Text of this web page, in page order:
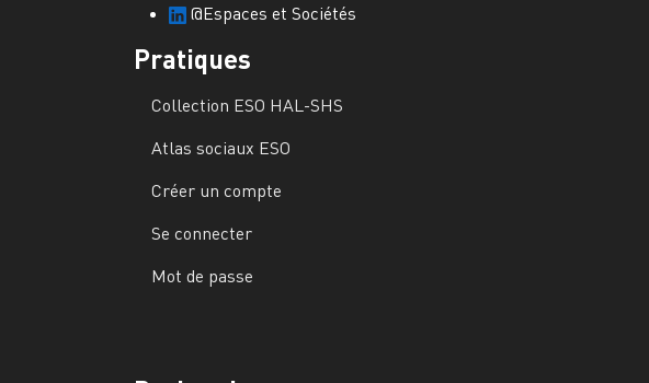
@Espaces et Sociétés
Pratiques
Collection ESO HAL-SHS
Atlas sociaux ESO
Créer un compte
Se connecter
Mot de passe